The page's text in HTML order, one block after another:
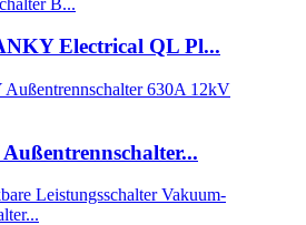
Electrical QL Pl...